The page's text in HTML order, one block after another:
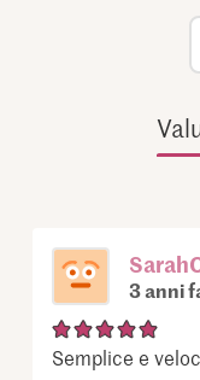
3 anni
Semplice e